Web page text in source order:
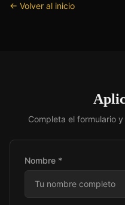
← Volver al inicio
Completa el formulario
Nombre *